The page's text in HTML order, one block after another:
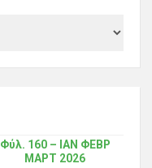
Φύλ. 160 – ΙΑΝ ΦΕΒΡ
ΜΑΡΤ 2026